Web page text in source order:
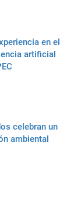
en el
artificial
celebran un
ambiental